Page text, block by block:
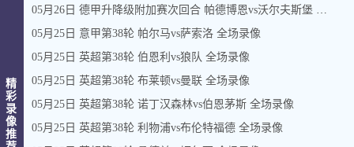
精
彩
录
像
推
05月26日 德甲升降级附加赛次回合 帕德博恩vs沃尔夫斯堡 全场录像
05月25日 意甲第38轮 帕尔马vs萨索洛 全场录像
05月25日 英超第38轮 伯恩利vs狼队 全场录像
05月25日 英超第38轮 布莱顿vs曼联 全场录像
05月25日 英超第38轮 诺丁汉森林vs伯恩茅斯 全场录像
05月25日 英超第38轮 利物浦vs布伦特福德 全场录像